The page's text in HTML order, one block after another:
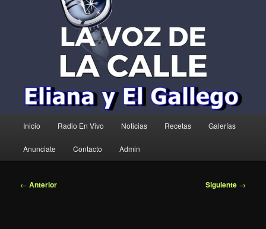
principal
Inicio Radio En Vivo Noticias Recetas Galerías
Anunciate Contacto Admin
Navegación
← Anterior Siguiente →